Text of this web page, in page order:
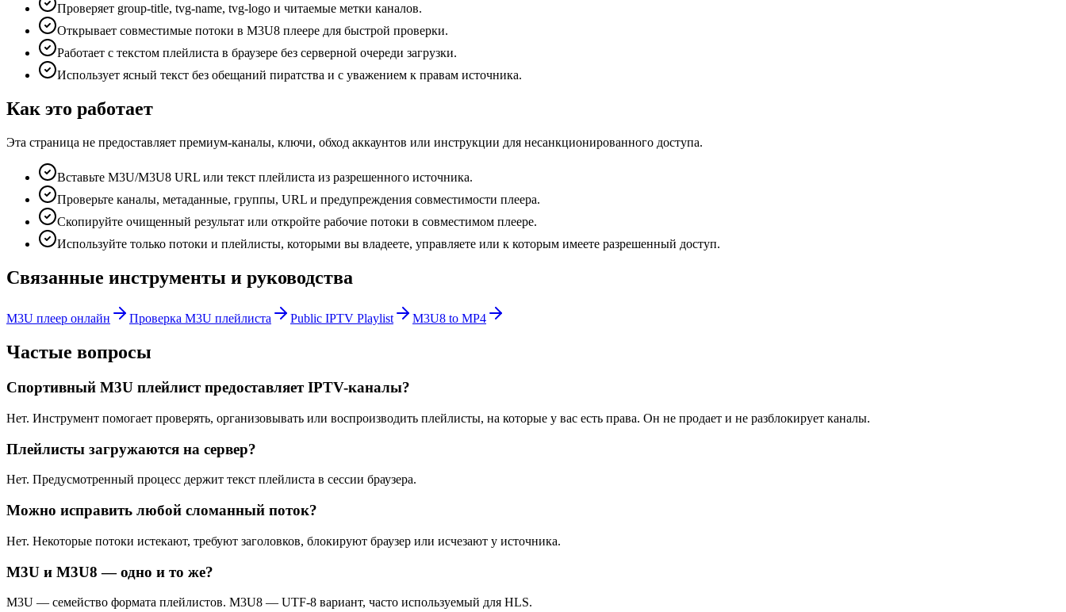
Проверяет group-title, tvg-name, tvg-logo и читаемые метки каналов.
Открывает совместимые потоки в M3U8 плеере для быстрой проверки.
Работает с текстом плейлиста в браузере без серверной очереди загрузки.
Использует ясный текст без обещаний пиратства и с уважением к правам источника.
Как это работает
Эта страница не предоставляет премиум-каналы, ключи, обход аккаунтов или инструкции для несанкционированного доступа.
Вставьте M3U/M3U8 URL или текст плейлиста из разрешенного источника.
Проверьте каналы, метаданные, группы, URL и предупреждения совместимости плеера.
Скопируйте очищенный результат или откройте рабочие потоки в совместимом плеере.
Используйте только потоки и плейлисты, которыми вы владеете, управляете или к которым имеете разрешенный доступ.
Связанные инструменты и руководства
M3U плеер онлайн Проверка M3U плейлиста Public IPTV Playlist M3U8 to MP4
Частые вопросы
Спортивный M3U плейлист предоставляет IPTV-каналы?
Нет. Инструмент помогает проверять, организовывать или воспроизводить плейлисты, на которые у вас есть права. Он не продает и не разблокирует каналы.
Плейлисты загружаются на сервер?
Нет. Предусмотренный процесс держит текст плейлиста в сессии браузера.
Можно исправить любой сломанный поток?
Нет. Некоторые потоки истекают, требуют заголовков, блокируют браузер или исчезают у источника.
M3U и M3U8 — одно и то же?
M3U — семейство формата плейлистов. M3U8 — UTF-8 вариант, часто используемый для HLS.